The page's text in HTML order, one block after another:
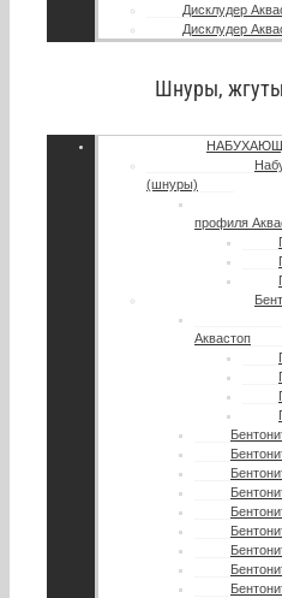
Дисклудер
Дисклудер
Шнуры,
(шнуры)
профиля
Аквастоп